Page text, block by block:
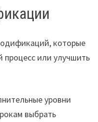
которые
процесс или улучшить
уровни
выбрать